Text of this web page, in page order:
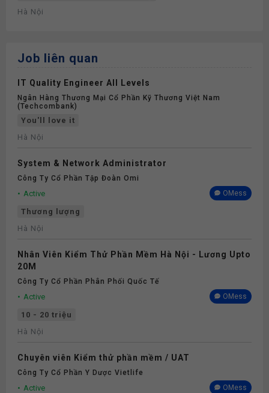
Hà Nội
Job liên quan
IT Quality Engineer All Levels
Ngân Hàng Thương Mại Cổ Phần Kỹ Thương Việt Nam
(Techcombank)
You'll love it
Hà Nội
System & Network Administrator
Công Ty Cổ Phần Tập Đoàn Omi
Active OMess
Thương lượng
Hà Nội
Nhân Viên Kiểm Thử Phần Mềm Hà Nội - Lương Upto
20M
Công Ty Cổ Phần Phân Phối Quốc Tế
Active OMess
10 - 20 triệu
Hà Nội
Chuyên viên Kiểm thử phần mềm / UAT
Công Ty Cổ Phần Y Dược Vietlife
Active OMess